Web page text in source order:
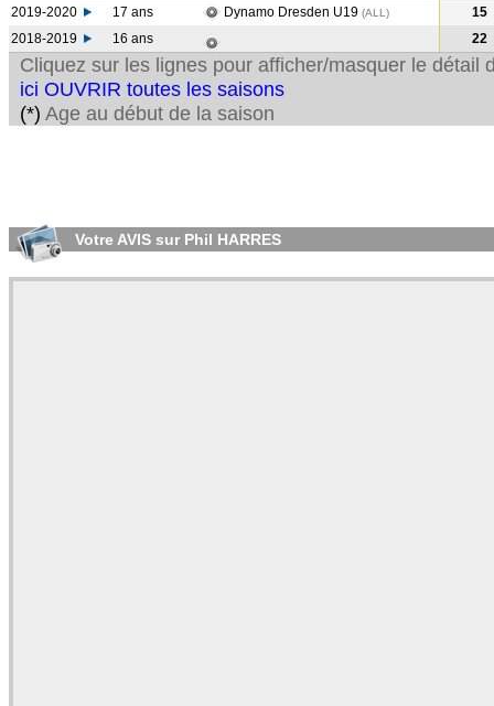
2019-2020
17 ans Dynamo Dresden U19 (ALL )
15
2018-2019
16 ans 22
Cliquez sur les lignes pour afficher/masquer le détail
ici OUVRIR toutes les saisons
(*) Age au début de la saison
Votre AVIS sur Phil HARRES